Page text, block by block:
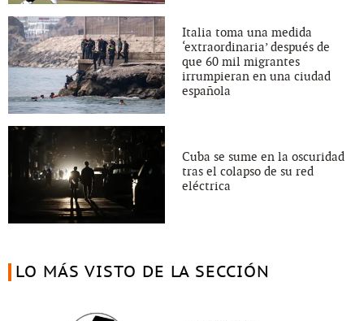
Italia toma una medida
‘extraordinaria’ después de
que 60 mil migrantes
irrumpieran en una ciudad
española
Cuba se sume en la oscuridad
tras el colapso de su red
eléctrica
LO MÁS VISTO DE LA SECCIÓN